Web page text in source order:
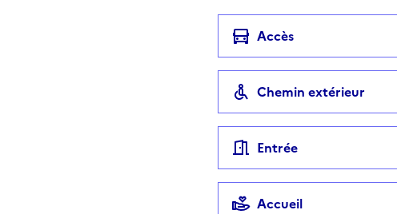
Accès
Chemin extérieur
Entrée
Accueil